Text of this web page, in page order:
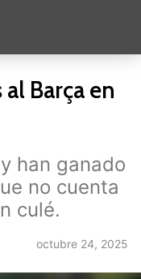
Barça en
han ganado
no cuenta
culé.
octubre 24, 2025